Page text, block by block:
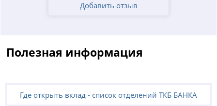
Добавить отзыв
Полезная информация
Где открыть вклад - список отделений ТКБ БАНКА